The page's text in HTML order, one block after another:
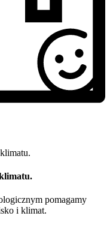
pomagamy
i klimat.